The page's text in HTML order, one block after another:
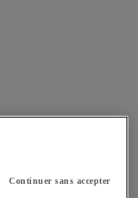
Continuer sans accepter